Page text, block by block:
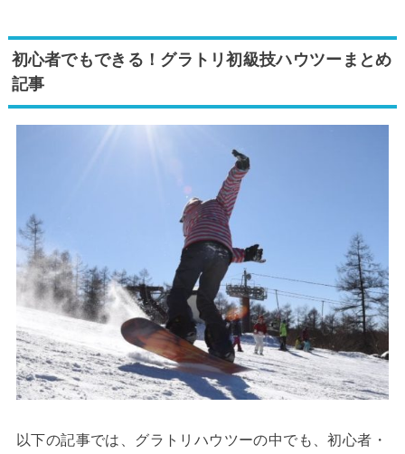
初心者でもできる！グラトリ初級技ハウツーまとめ
記事
以下の記事では、グラトリハウツーの中でも、初心者・